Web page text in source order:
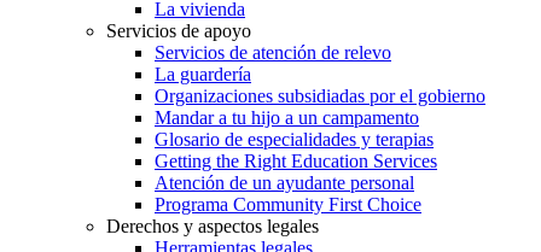
La vivienda
Servicios de apoyo
Servicios de atención de relevo
La guardería
Organizaciones subsidiadas por el gobierno
Mandar a tu hijo a un campamento
Glosario de especialidades y terapias
Getting the Right Education Services
Atención de un ayudante personal
Programa Community First Choice
Derechos y aspectos legales
Herramientas legales